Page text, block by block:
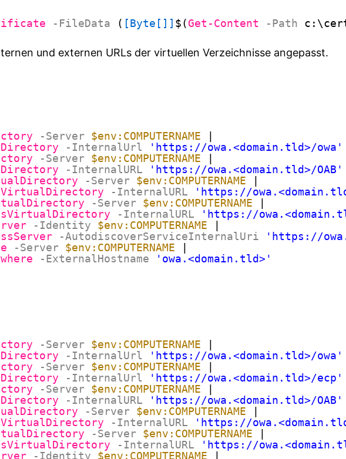
-FileData ( [Byte[]] $(Get-Content -Path
und externen URLs der virtuellen Verzeichnisse angepasst.
-Server $env:COMPUTERNAME
-InternalUrl
'https://owa.<domain.tld>/owa'
-Server $env:COMPUTERNAME
-InternalURL
'https://owa.<domain.tld>/OAB'
-Server $env:COMPUTERNAME
-InternalURL
'https://
-Server $env:COMPUTERNAME
-InternalURL
'https://
-Identity $env:COMPUTERNAME
-AutodiscoverServiceInternalUri
'https://
-Server $env:COMPUTERNAME
-ExternalHostname 'owa.<domain.tld>'
-Server $env:COMPUTERNAME
|
-InternalUrl
'https://owa.<domain.tld>/owa'
-Server $env:COMPUTERNAME
|
-InternalUrl
'https://owa.<domain.tld>/ecp'
-Server $env:COMPUTERNAME
|
-InternalURL
'https://owa.<domain.tld>/OAB'
-Server $env:COMPUTERNAME
|
-InternalURL
'https://
-Server $env:COMPUTERNAME
|
-InternalURL
'https://
-Identity $env:COMPUTERNAME |